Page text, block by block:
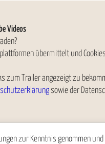
Videos
übermittelt und
zum Trailer angezeigt zu
sowie der
zur Kenntnis genommen